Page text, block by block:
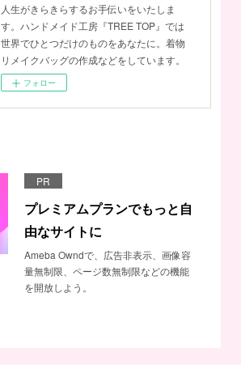
人生がきらきらするお手伝いをいたしま
す。ハンドメイド工房『TREE TOP』では
世界でひとつだけのものをあなたに。着物
リメイクバッグの作成などをしています。
フォロー
PR
プレミアムプランでもっと自
由なサイトに
Ameba Owndで、広告非表示、画像容
量無制限、ページ数無制限などの機能
を開放しよう。